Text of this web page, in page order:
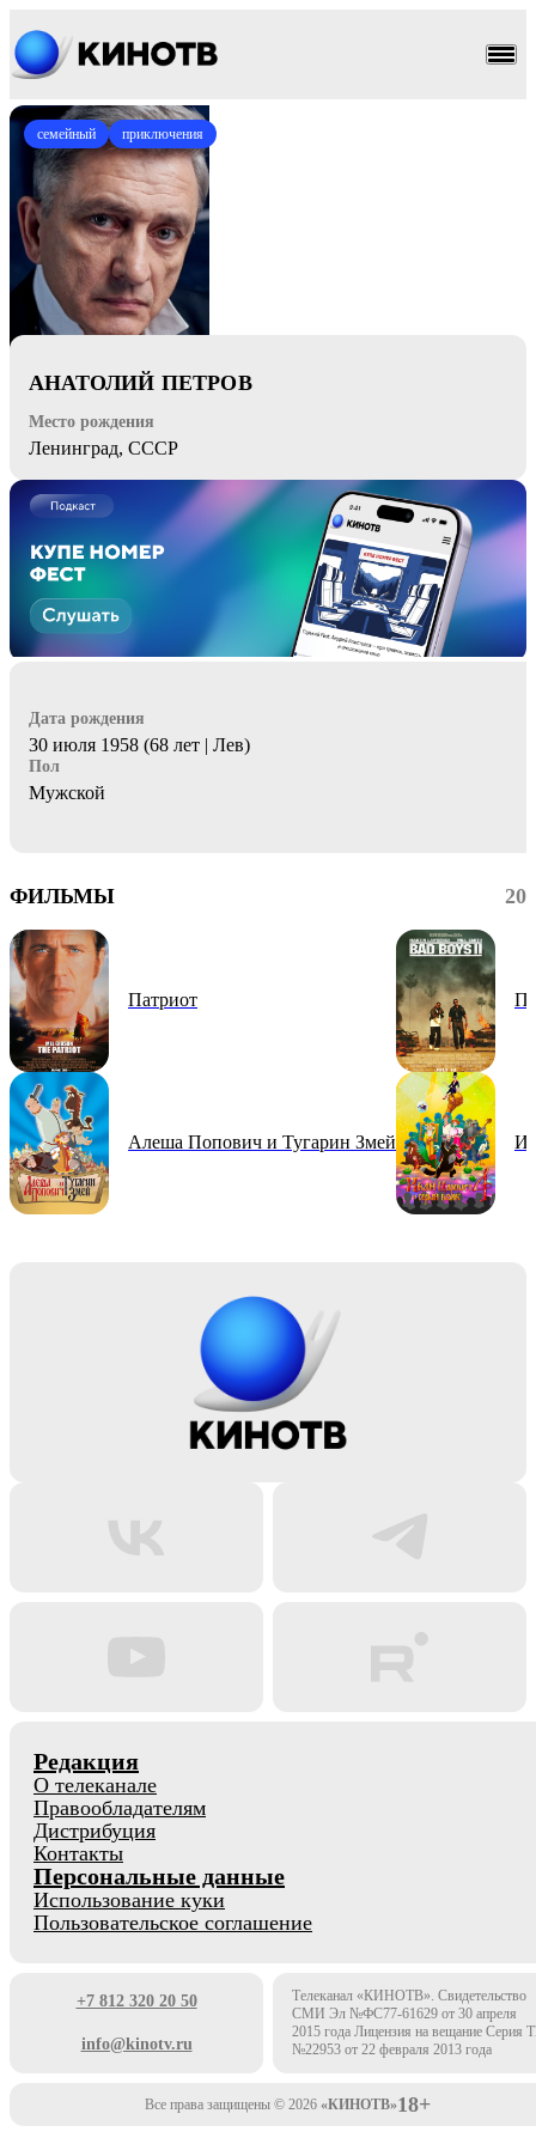
семейный приключения
АНАТОЛИЙ ПЕТРОВ
Место рождения
Ленинград, СССР
Дата рождения
30 июля 1958 (68 лет | Лев)
Пол
Мужской
ФИЛЬМЫ 20
Патриот
Алеша Попович и Тугарин Змей
Редакция
О телеканале
Правообладателям
Дистрибуция
Контакты
Персональные данные
Использование куки
Пользовательское соглашение
+7 812 320 20 50
info@kinotv.ru
Телеканал «КИНОТВ». Свидетельство
СМИ Эл №ФС77-61629 от 30 апреля
2015 года Лицензия на вещание Серия
№22953 от 22 февраля 2013 года
Все права защищены © 2026 «КИНОТВ»18+